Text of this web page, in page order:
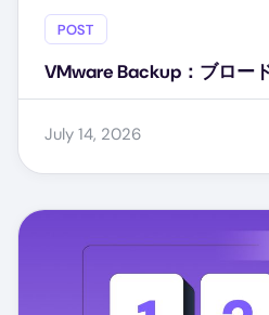
POST
VMware Backup：ブロー
July 14, 2026